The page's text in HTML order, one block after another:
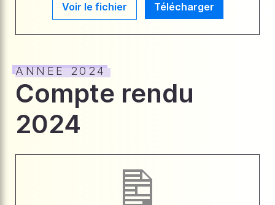
Voir le fichier Télécharger
ANNEE 2024
Compte rendu
2024